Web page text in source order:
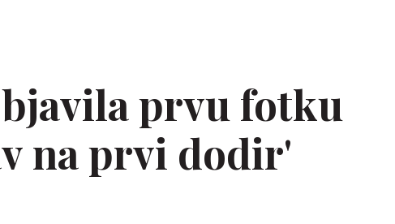
prvu fotku
na prvi dodir'